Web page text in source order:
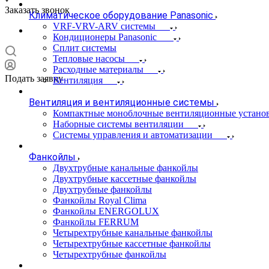
Заказать звонок
Подать заявку
Климатическое оборудование Panasonic
VRF-VRV-ARV системы
Кондиционеры Panasonic
Сплит системы
Тепловые насосы
Расходные материалы
Вентиляция
Вентиляция и вентиляционные системы
Компактные моноблочные вентиляционные
Наборные системы вентиляции
Системы управления и автоматизации
Фанкойлы
Двухтрубные канальные фанкойлы
Двухтрубные кассетные фанкойлы
Двухтрубные фанкойлы
Фанкойлы Royal Clima
Фанкойлы ENERGOLUX
Фанкойлы FERRUM
Четырехтрубные канальные фанкойлы
Четырехтрубные кассетные фанкойлы
Четырехтрубные фанкойлы